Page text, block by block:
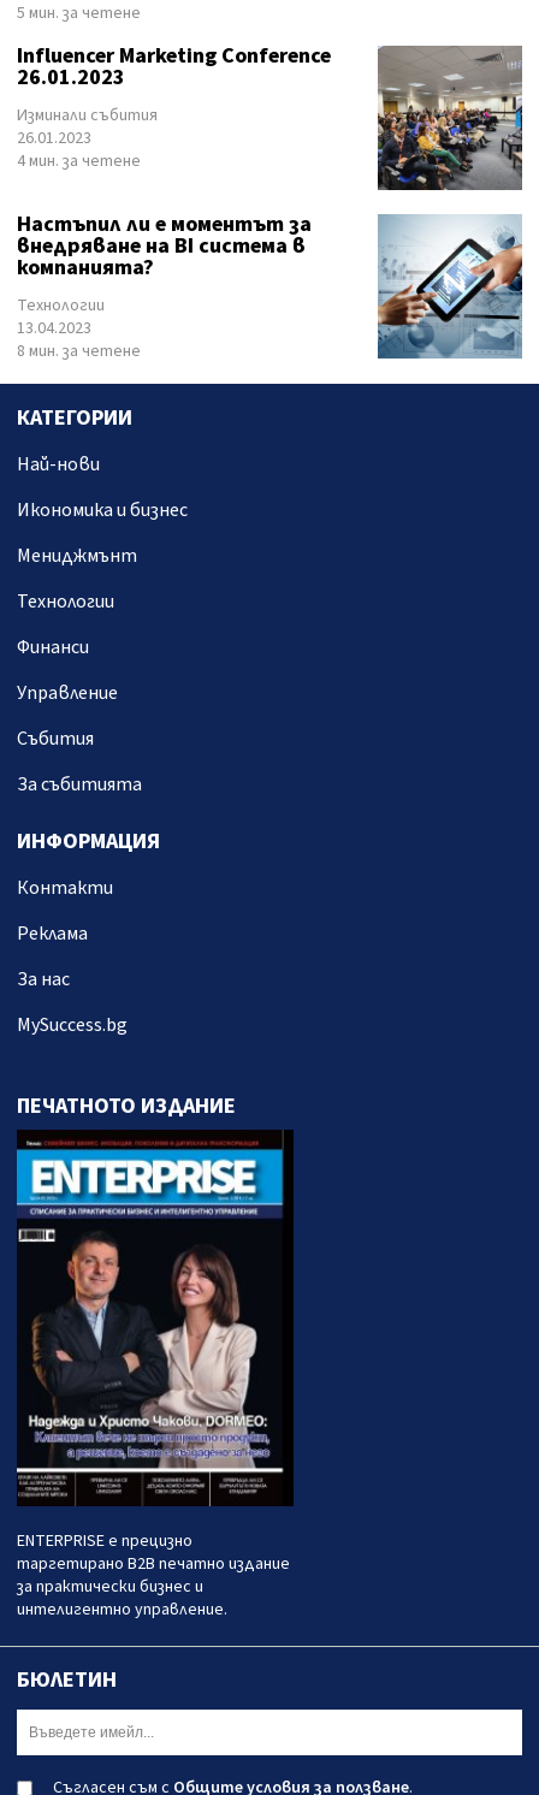
5 мин. за четене
Influencer Marketing Conference
26.01.2023
Изминали събития
26.01.2023
4 мин. за четене
Настъпил ли е моментът за
внедряване на BI система в
компанията?
Технологии
13.04.2023
8 мин. за четене
КАТЕГОРИИ
Най-нови
Икономика и бизнес
Мениджмънт
Технологии
Финанси
Управление
Събития
За събитията
ИНФОРМАЦИЯ
Контакти
Реклама
За нас
MySuccess.bg
ПЕЧАТНОТО ИЗДАНИЕ
ENTERPRISE е прецизно
таргетирано B2B печатно издание
за практически бизнес и
интелигентно управление.
БЮЛЕТИН
Съгласен съм с Общите условия за ползване.